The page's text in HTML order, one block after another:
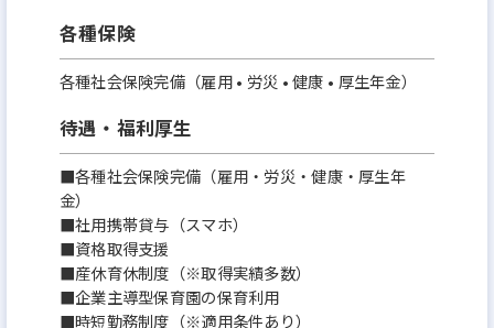
各種保険
各種社会保険完備（雇用 • 労災 • 健康 • 厚生年金）
待遇・福利厚生
■各種社会保険完備（雇用・労災・健康・厚生年
金）
■社用携帯貸与（スマホ）
■資格取得支援
■産休育休制度（※取得実績多数）
■企業主導型保育園の保育利用
■時短勤務制度（※適用条件あり）